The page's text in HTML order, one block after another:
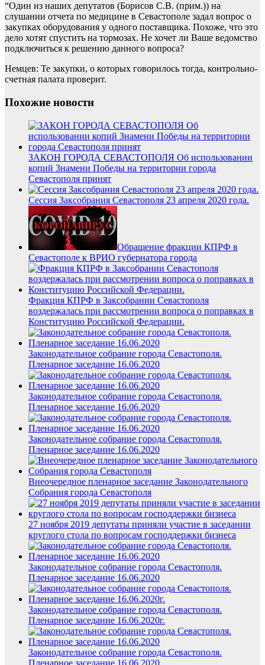
“Один из наших депутатов (Борисов С.В. (прим.)) на
слушании отчета по медицине в Севастополе задал вопрос о
закупках оборудования у одного поставщика. Похоже, что это
дело хотят спустить на тормозах. Не хочет ли Ваше ведомство
подключиться к решению данного вопроса?
Немцев: Те закупки, о которых говорилось тогда, контрольно-
счетная палата проверит.
Похожие новости
ЗАКОН ГОРОДА СЕВАСТОПОЛЯ Об использовании
копий Знамени Победы на территории города
Севастополя принят
Сессия Заксобрания Севастополя 23 апреля 2020 года.
Обращение фракции КПРФ в
Севастополе к ВРИО губернатора города
Фракция КПРФ в Заксобрании Севастополя
воздержалась при рассмотрении вопроса о поправках в
Конституцию Российской Федерации.
Законодательное собрание города Севастополя.
Пленарное заседание 16.06.2020
Законодательное собрание города Севастополя.
Пленарное заседание 16.06.2020
Законодательное собрание города Севастополя.
Пленарное заседание 16.06.2020
Внеочередное пленарное заседание Законодательного
Собрания города Севастополя
27 ноября 2019 депутаты приняли участие в заседании
круглого стола по вопросам господдержки бизнеса
Законодательное собрание города Севастополя.
Пленарное заседание 16.06.2020
Законодательное собрание города Севастополя.
Пленарное заседание 16.06.2020г.
Законодательное собрание города Севастополя.
Пленарное заседание 16.06.2020